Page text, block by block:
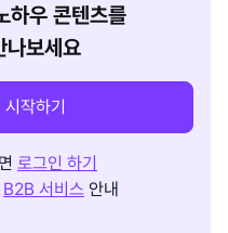
우 콘텐츠를
나보세요
작하기
로그인 하기
B2B 서비스 안내